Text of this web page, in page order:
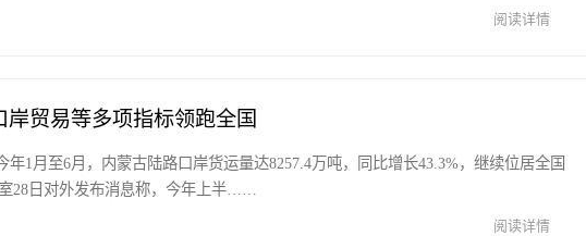
阅读详情
岸贸易等多项指标领跑全国
年1月至6月，内蒙古陆路口岸货运量达8257.4万吨，同比增长43.3%，继续位居全国
28日对外发布消息称，今年上半……
阅读详情